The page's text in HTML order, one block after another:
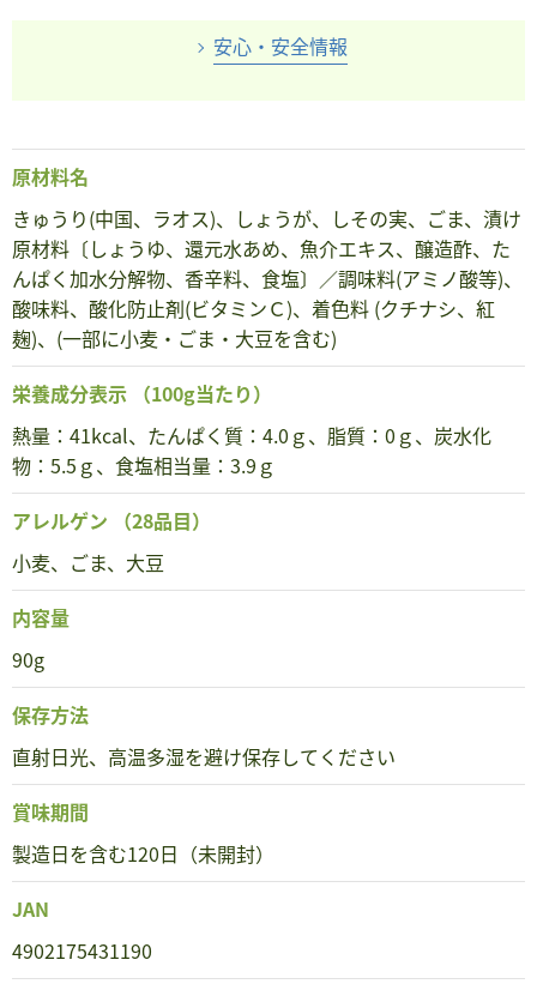
安心・安全情報
原材料名
きゅうり(中国、ラオス)、しょうが、しその実、ごま、漬け
原材料〔しょうゆ、還元水あめ、魚介エキス、醸造酢、た
んぱく加水分解物、香辛料、食塩〕／調味料(アミノ酸等)、
酸味料、酸化防止剤(ビタミンＣ)、着色料 (クチナシ、紅
麹)、(一部に小麦・ごま・大豆を含む)
栄養成分表示 （100g当たり）
熱量：41kcal、たんぱく質：4.0ｇ、脂質：0ｇ、炭水化
物：5.5ｇ、食塩相当量：3.9ｇ
アレルゲン （28品目）
小麦、ごま、大豆
内容量
90g
保存方法
直射日光、高温多湿を避け保存してください
賞味期間
製造日を含む120日（未開封）
JAN
4902175431190